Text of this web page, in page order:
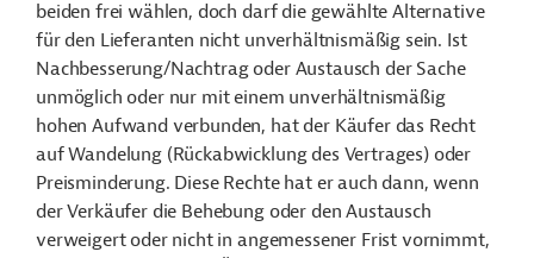
beiden frei wählen, doch darf die gewählte Alternative
für den Lieferanten nicht unverhältnismäßig sein. Ist
Nachbesserung/Nachtrag oder Austausch der Sache
unmöglich oder nur mit einem unverhältnismäßig
hohen Aufwand verbunden, hat der Käufer das Recht
auf Wandelung (Rückabwicklung des Vertrages) oder
Preisminderung. Diese Rechte hat er auch dann, wenn
der Verkäufer die Behebung oder den Austausch
verweigert oder nicht in angemessener Frist vornimmt,